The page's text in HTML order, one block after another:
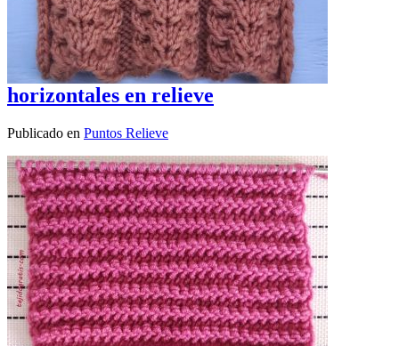
horizontales en relieve
Publicado en Puntos Relieve